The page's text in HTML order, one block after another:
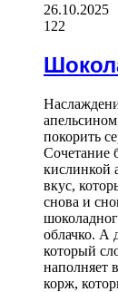
26.10.2025
122
покорить
Сочетание
кислинкой
вкус,
снова и
облачко. А
который
наполняет
корж,